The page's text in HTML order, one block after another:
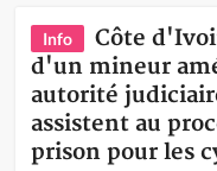
Info
Côte
d'un mineur
autorité
assistent au
prison pour les